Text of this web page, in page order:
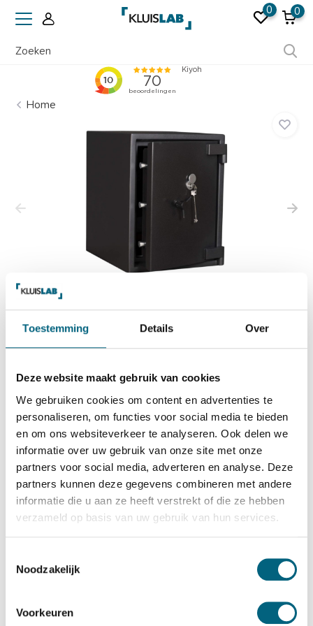
Toestemming Details Over
Deze website maakt gebruik van cookies
We gebruiken cookies om content en advertenties te
personaliseren, om functies voor social media te bieden
en om ons websiteverkeer te analyseren. Ook delen we
informatie over uw gebruik van onze site met onze
partners voor social media, adverteren en analyse. Deze
partners kunnen deze gegevens combineren met andere
informatie die u aan ze heeft verstrekt of die ze hebben
verzameld op basis van uw gebruik van hun services.
Noodzakelijk
Voorkeuren
0 0
Home
De Raat Brandkasten
De Raat DRS Euro Defender III/2
3.029,-
Op voorraad
Bekijk de reviews
Conventionele officieel ECB-S gecertificeerde brand en
inbraakwerende kluis in de klasse 3 / grade III / CEN 3
conform EN 1143-1 en brandwerend gecertificeerd in de
klasse 60 paper conform NT Fire 017 (60 minuten
Betrouwbaar & veilig betalen